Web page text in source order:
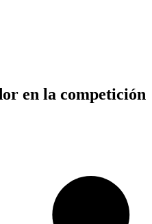
en la competición